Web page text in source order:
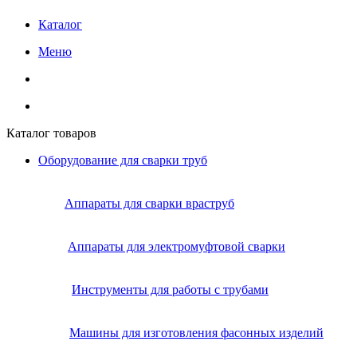
Каталог
Меню
Каталог товаров
Оборудование для сварки труб
Аппараты для сварки враструб
Аппараты для электромуфтовой сварки
Инструменты для работы с трубами
Машины для изготовления фасонных изделий